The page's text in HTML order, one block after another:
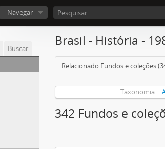
Navegar
Buscar Brasil - História -
Relacionado Fundos e coleções
Taxonomia
342 Fundos e